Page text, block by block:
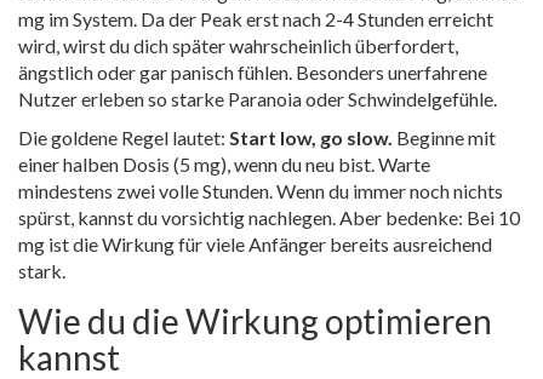
mg im System. Da der Peak erst nach 2-4 Stunden erreicht
wird, wirst du dich später wahrscheinlich überfordert,
ängstlich oder gar panisch fühlen. Besonders unerfahrene
Nutzer erleben so starke Paranoia oder Schwindelgefühle.
Die goldene Regel lautet: Start low, go slow. Beginne mit
einer halben Dosis (5 mg), wenn du neu bist. Warte
mindestens zwei volle Stunden. Wenn du immer noch nichts
spürst, kannst du vorsichtig nachlegen. Aber bedenke: Bei 10
mg ist die Wirkung für viele Anfänger bereits ausreichend
stark.
Wie du die Wirkung optimieren
kannst